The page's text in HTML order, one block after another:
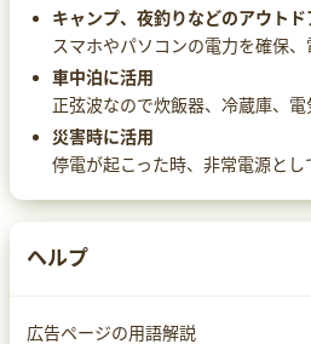
キャンプ、夜釣りなどのアウトド
スマホやパソコンの電力を確保、
車中泊に活用
正弦波なので炊飯器、冷蔵庫、電
災害時に活用
停電が起こった時、非常電源とし
ヘルプ
広告ページの用語解説